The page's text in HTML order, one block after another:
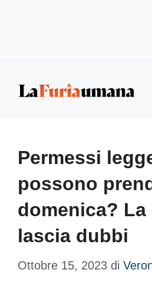
Permessi
possono
domenica?
lascia dubbi
Ottobre 15, 2023 di